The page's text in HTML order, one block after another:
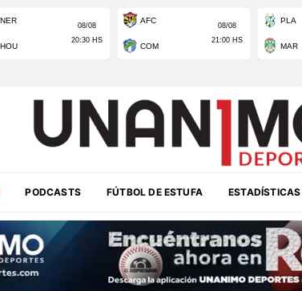
PODCASTS FÚTBOL DE ESTUFA ESTADÍSTICAS